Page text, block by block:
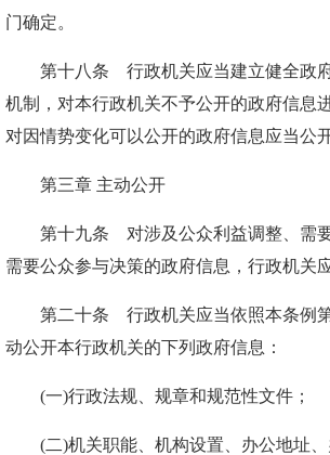
门确定。
第十八条 行政机关应当建立健全政府
机制，对本行政机关不予公开的政府信息
对因情势变化可以公开的政府信息应当公开
第三章 主动公开
第十九条 对涉及公众利益调整、需要
需要公众参与决策的政府信息，行政机关
第二十条 行政机关应当依照本条例第
动公开本行政机关的下列政府信息：
(一)行政法规、规章和规范性文件；
(二)机关职能、机构设置、办公地址、